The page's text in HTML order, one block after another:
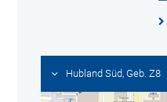
Hubland Süd, Geb. Z8